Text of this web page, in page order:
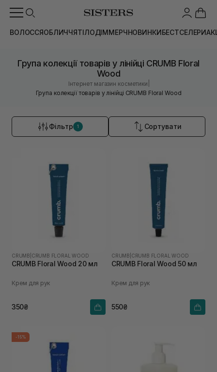
ВОЛОССЯОБЛИЧЧЯТІЛОДІММЕРЧНОВИНКИБЕСТСЕЛЕРИ
Група колекції товарів у лінійці CRUMB Floral
Wood
Інтернет магазин косметики
Група колекції товарів у лінійці CRUMB Floral Wood
Фільтр 1 Сортувати
CRUMB CRUMB FLORAL WOOD
CRUMB Floral Wood 20 мл
Крем для рук
350₴
CRUMB CRUMB FLORAL WOOD
CRUMB Floral Wood 50 мл
Крем для рук
550₴
-15%